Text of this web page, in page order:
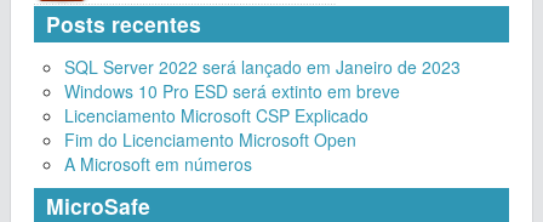
Posts recentes
SQL Server 2022 será lançado em Janeiro de 2023
Windows 10 Pro ESD será extinto em breve
Licenciamento Microsoft CSP Explicado
Fim do Licenciamento Microsoft Open
A Microsoft em números
MicroSafe